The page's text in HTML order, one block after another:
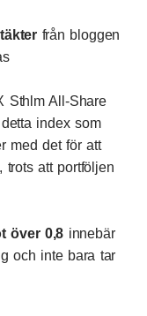
från bloggen
Sthlm All-Share
index som
med det för att
trots att portföljen
över 0,8 innebär
och inte bara tar